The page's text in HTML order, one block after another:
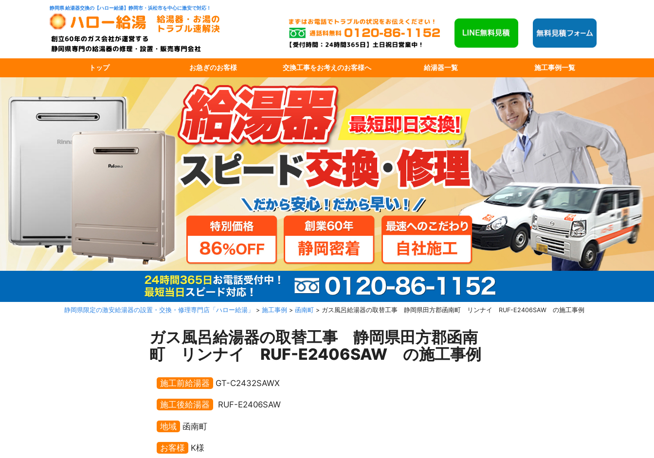
静岡県 給湯器交換の【ハロー給湯】静岡市・浜松市を中心に激安で対応！
トップ お急ぎのお客様 交換工事をお考えのお客様へ 給湯器一覧 施工事例一覧
静岡県限定の激安給湯器の設置・交換・修理専門店「ハロー給湯」 > 施工事例 > 函南町 > ガス風呂給湯器の取替工事 静岡県田方郡函南町 リンナイ RUF-E2406SAW の施工事例
ガス風呂給湯器の取替工事 静岡県田方郡函南
町 リンナイ RUF-E2406SAW の施工事例
施工前給湯器 GT-C2432SAWX
施工後給湯器 RUF-E2406SAW
地域 函南町
お客様 K様